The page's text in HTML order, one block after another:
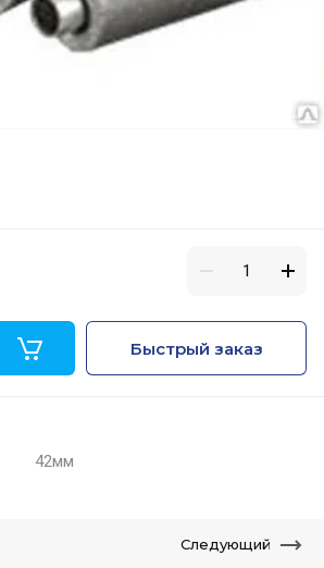
Быстрый заказ
42мм
Следующий